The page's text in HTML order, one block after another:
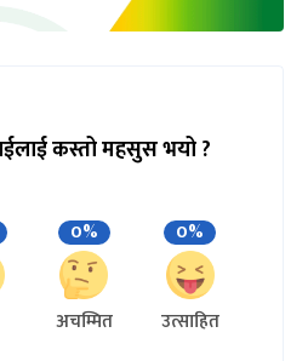
कस्तो महसुस भयो ?
0%
अचम्मित
0%
उत्साहित